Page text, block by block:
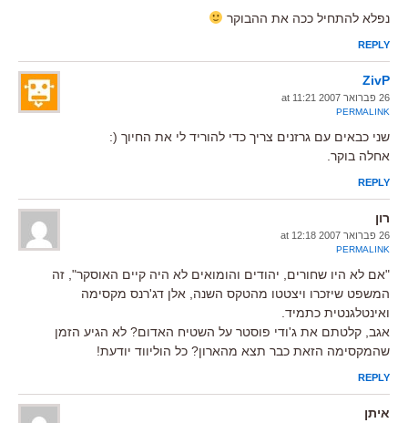
נפלא להתחיל ככה את ההבוקר
REPLY
ZivP
26 פברואר 2007 at 11:21
PERMALINK
שני כבאים עם גרזנים צריך כדי להוריד לי את החיוך (:
אחלה בוקר.
REPLY
רון
26 פברואר 2007 at 12:18
PERMALINK
"אם לא היו שחורים, יהודים והומואים לא היה קיים האוסקר", זה
המשפט שיזכרו ויצטטו מהטקס השנה, אלן דג'רנס מקסימה
ואינטלגנטית כתמיד.
אגב, קלטתם את ג'ודי פוסטר על השטיח האדום? לא הגיע הזמן
שהמקסימה הזאת כבר תצא מהארון? כל הוליווד יודעת!
REPLY
איתן